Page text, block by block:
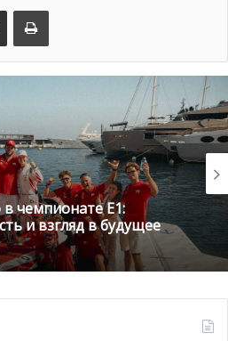
Поделиться по электронной почте Распечатать
чемпионате E1:
и взгляд в будущее